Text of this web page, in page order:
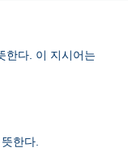
한다. 이 지시어는
한다.